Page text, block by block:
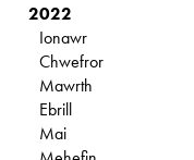
2022
Ionawr
Chwefror
Mawrth
Ebrill
Mai